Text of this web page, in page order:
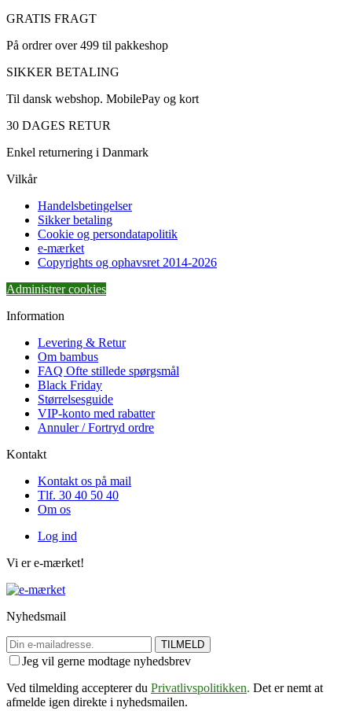
GRATIS FRAGT
På ordrer over 499 til pakkeshop
SIKKER BETALING
Til dansk webshop. MobilePay og kort
30 DAGES RETUR
Enkel returnering i Danmark
Vilkår
Handelsbetingelser
Sikker betaling
Cookie og persondatapolitik
e-mærket
Copyrights og ophavsret 2014-2026
Administrer cookies
Information
Levering & Retur
Om bambus
FAQ Ofte stillede spørgsmål
Black Friday
Størrelsesguide
VIP-konto med rabatter
Annuler / Fortryd ordre
Kontakt
Kontakt os på mail
Tlf. 30 40 50 40
Om os
Log ind
Vi er e-mærket!
Nyhedsmail
TILMELD
Jeg vil gerne modtage nyhedsbrev
Ved tilmelding accepterer du Privatlivspolitikken. Det er nemt at
afmelde igen direkte i nyhedsmailen.